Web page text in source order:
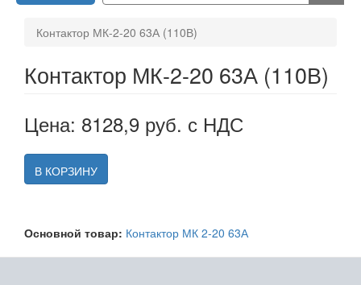
Контактор МК-2-20 63А (110В)
Контактор МК-2-20 63А (110В)
Цена: 8128,9 руб. с НДС
В КОРЗИНУ
Основной товар: Контактор МК 2-20 63А